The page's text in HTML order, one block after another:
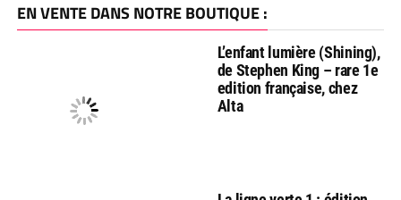
EN VENTE DANS NOTRE BOUTIQUE :
L’enfant lumière (Shining),
de Stephen King – rare 1e
edition française, chez
Alta